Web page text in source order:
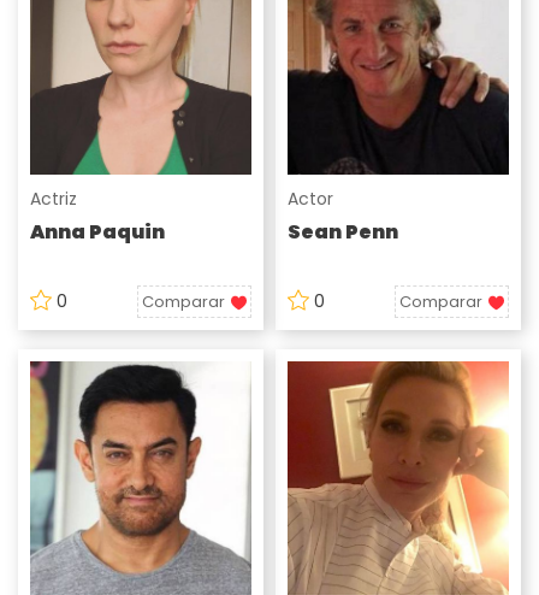
Actriz
Anna Paquin
0 Comparar
Actor
Sean Penn
0 Comparar